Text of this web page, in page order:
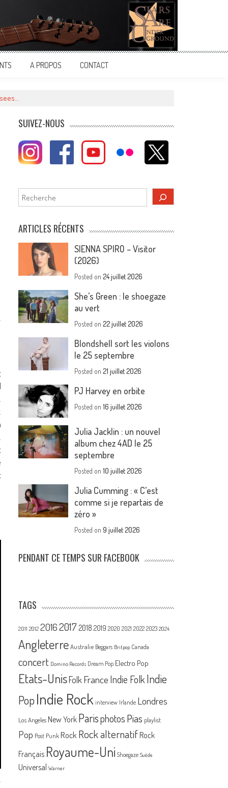
A PROPOS CONTACT
SUIVEZ-NOUS
Rechercher
ARTICLES RÉCENTS
SIENNA SPIRO – Visitor
(2026)
Posted on24 juillet 2026
She’s Green : le shoegaze
au vert
Posted on22 juillet 2026
Blondshell sort les violons
le 25 septembre
Posted on21 juillet 2026
PJ Harvey en orbite
Posted on16 juillet 2026
Julia Jacklin : un nouvel
album chez 4AD le 25
septembre
Posted on10 juillet 2026
Julia Cumming : « C’est
comme si je repartais de
zéro »
Posted on9 juillet 2026
PENDANT CE TEMPS SUR FACEBOOK
TAGS
2011 2012 20162017 2018 2019 2020 2021 2022 2023 2024
Angleterre Australie Beggars Britpop Canada
concert Domino Records Dream Pop Electro Pop
Etats-UnisFolk France Indie FolkIndie
PopIndie Rock interview Irlande Londres
Los Angeles New York Parisphotos Pias playlist
Pop Post Punk Rock Rock alternatif Rock
Français Royaume-Uni Shoegaze Suède
Universal Warner